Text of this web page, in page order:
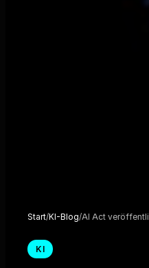
Start/KI-Blog/AI Act
KI